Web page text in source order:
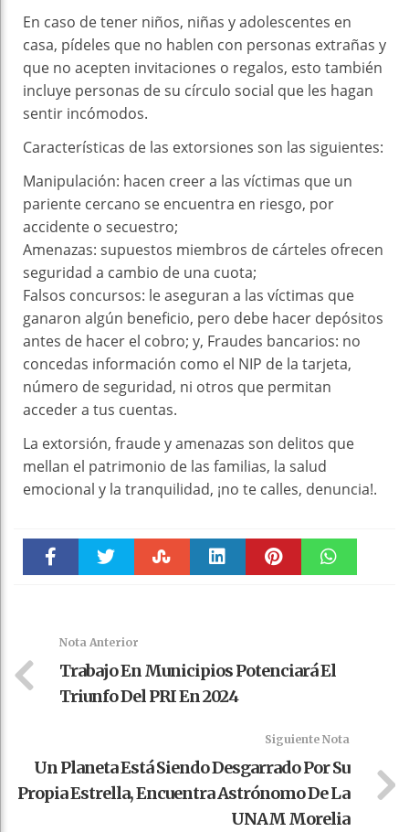
En caso de tener niños, niñas y adolescentes en
casa, pídeles que no hablen con personas extrañas y
que no acepten invitaciones o regalos, esto también
incluye personas de su círculo social que les hagan
sentir incómodos.
Características de las extorsiones son las siguientes:
Manipulación: hacen creer a las víctimas que un
pariente cercano se encuentra en riesgo, por
accidente o secuestro;
Amenazas: supuestos miembros de cárteles ofrecen
seguridad a cambio de una cuota;
Falsos concursos: le aseguran a las víctimas que
ganaron algún beneficio, pero debe hacer depósitos
antes de hacer el cobro; y, Fraudes bancarios: no
concedas información como el NIP de la tarjeta,
número de seguridad, ni otros que permitan
acceder a tus cuentas.
La extorsión, fraude y amenazas son delitos que
mellan el patrimonio de las familias, la salud
emocional y la tranquilidad, ¡no te calles, denuncia!.
Nota Anterior
Trabajo En Municipios Potenciará El
Triunfo Del PRI En 2024
Siguiente Nota
Un Planeta Está Siendo Desgarrado Por Su
Propia Estrella, Encuentra Astrónomo De La
UNAM Morelia